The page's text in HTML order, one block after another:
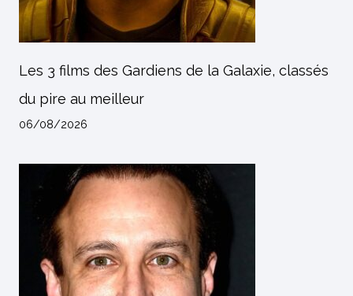
Les 3 films des Gardiens de la Galaxie, classés
du pire au meilleur
06/08/2026